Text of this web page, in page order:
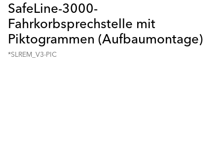
SafeLine-3000-
Fahrkorbsprechstelle mit
Piktogrammen (Aufbaumontage)
*SLREM_V3-PIC